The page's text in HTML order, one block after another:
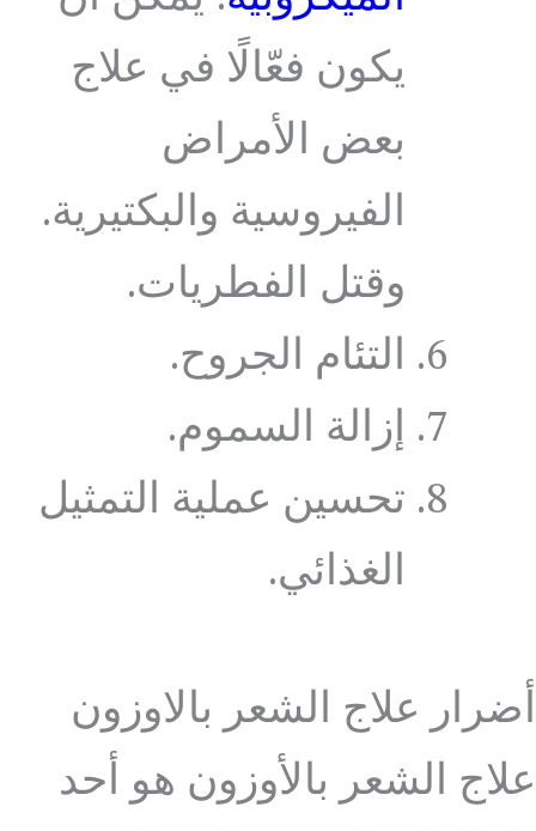
يكون فعّالًا في علاج
بعض الأمراض
الفيروسية والبكتيرية.
وقتل الفطريات.
التئام الجروح.
إزالة السموم.
تحسين عملية التمثيل
الغذائي.
أضرار علاج الشعر بالاوزون
علاج الشعر بالأوزون هو أحد